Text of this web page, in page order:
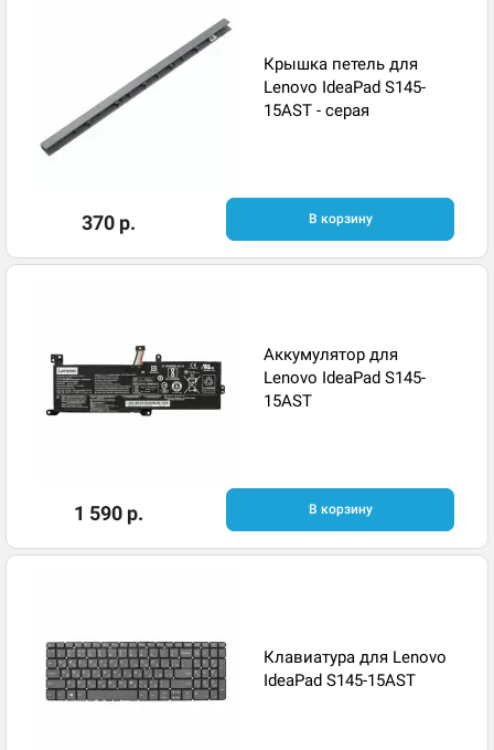
Крышка петель для
Lenovo IdeaPad S145-
15AST - серая
370 р. В корзину
Аккумулятор для
Lenovo IdeaPad S145-
15AST
1 590 р. В корзину
Клавиатура для Lenovo
IdeaPad S145-15AST